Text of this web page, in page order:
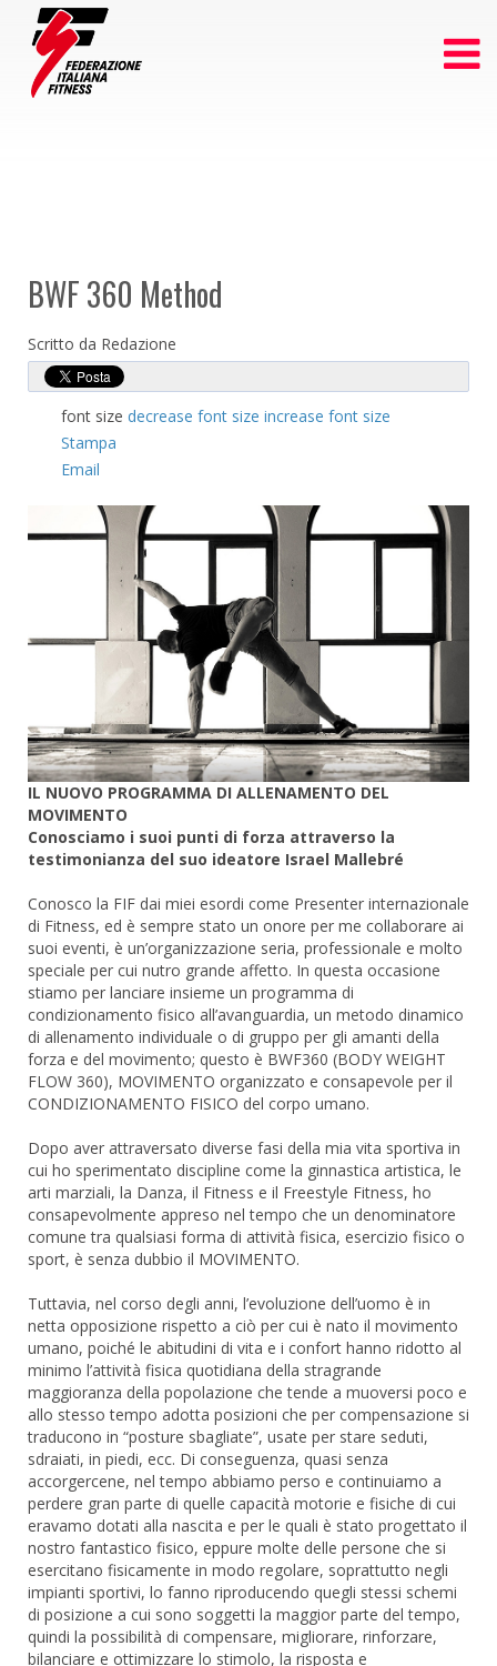
BWF 360 Method
Scritto da Redazione
font size decrease font size increase font size
Stampa
Email
IL NUOVO PROGRAMMA DI ALLENAMENTO DEL
MOVIMENTO
Conosciamo i suoi punti di forza attraverso la
testimonianza del suo ideatore Israel Mallebré
Conosco la FIF dai miei esordi come Presenter internazionale
di Fitness, ed è sempre stato un onore per me collaborare ai
suoi eventi, è un’organizzazione seria, professionale e molto
speciale per cui nutro grande affetto. In questa occasione
stiamo per lanciare insieme un programma di
condizionamento fisico all’avanguardia, un metodo dinamico
di allenamento individuale o di gruppo per gli amanti della
forza e del movimento; questo è BWF360 (BODY WEIGHT
FLOW 360), MOVIMENTO organizzato e consapevole per il
CONDIZIONAMENTO FISICO del corpo umano.
Dopo aver attraversato diverse fasi della mia vita sportiva in
cui ho sperimentato discipline come la ginnastica artistica, le
arti marziali, la Danza, il Fitness e il Freestyle Fitness, ho
consapevolmente appreso nel tempo che un denominatore
comune tra qualsiasi forma di attività fisica, esercizio fisico o
sport, è senza dubbio il MOVIMENTO.
Tuttavia, nel corso degli anni, l’evoluzione dell’uomo è in
netta opposizione rispetto a ciò per cui è nato il movimento
umano, poiché le abitudini di vita e i confort hanno ridotto al
minimo l’attività fisica quotidiana della stragrande
maggioranza della popolazione che tende a muoversi poco e
allo stesso tempo adotta posizioni che per compensazione si
traducono in “posture sbagliate”, usate per stare seduti,
sdraiati, in piedi, ecc. Di conseguenza, quasi senza
accorgercene, nel tempo abbiamo perso e continuiamo a
perdere gran parte di quelle capacità motorie e fisiche di cui
eravamo dotati alla nascita e per le quali è stato progettato il
nostro fantastico fisico, eppure molte delle persone che si
esercitano fisicamente in modo regolare, soprattutto negli
impianti sportivi, lo fanno riproducendo quegli stessi schemi
di posizione a cui sono soggetti la maggior parte del tempo,
quindi la possibilità di compensare, migliorare, rinforzare,
bilanciare e ottimizzare lo stimolo, la risposta e